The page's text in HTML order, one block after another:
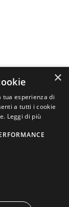
×
tua esperienza di
a tutti i cookie
Leggi di più